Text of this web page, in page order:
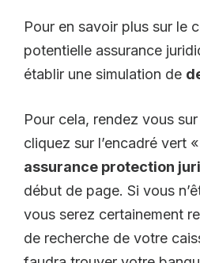
Pour en savoir plus sur le
potentielle assurance
établir une simulation de
Pour cela, rendez vous sur
cliquez sur l’encadré vert «
assurance protection
début de page. Si vous
vous serez certainement
de recherche de votre